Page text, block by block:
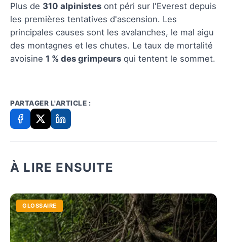
Plus de 310 alpinistes ont péri sur l'Everest depuis
les premières tentatives d'ascension. Les
principales causes sont les avalanches, le mal aigu
des montagnes et les chutes. Le taux de mortalité
avoisine 1 % des grimpeurs qui tentent le sommet.
PARTAGER L'ARTICLE :
À LIRE ENSUITE
GLOSSAIRE